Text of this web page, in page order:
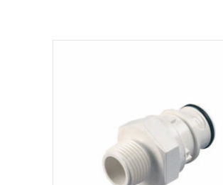
IN DEN WARENKORB